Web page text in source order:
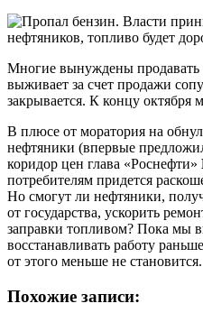
Многие вынуждены продавать
выживает за счет продажи
закрывается. К концу октября
В плюсе от моратория на
нефтяники (впервые
коридор цен глава «Роснефти»
потребителям придется
Но смогут ли нефтяники,
от государства, ускорить
заправки топливом? Пока мы
восстанавливать работу
от этого меньше не становится.
Похожие записи: